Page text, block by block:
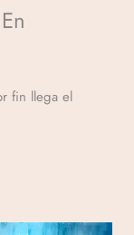
fin llega el